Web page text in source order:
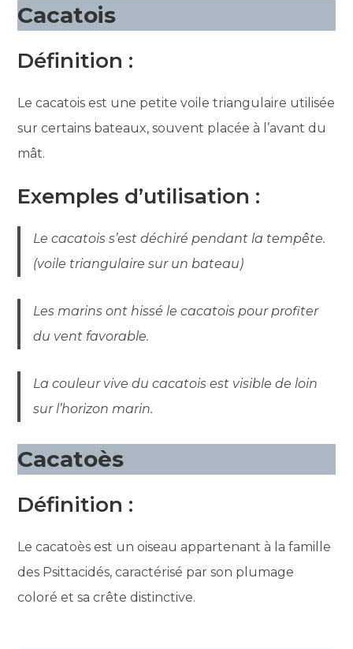
Cacatois
Définition :
Le cacatois est une petite voile triangulaire utilisée
sur certains bateaux, souvent placée à l’avant du
mât.
Exemples d’utilisation :
Le cacatois s’est déchiré pendant la tempête.
(voile triangulaire sur un bateau)
Les marins ont hissé le cacatois pour profiter
du vent favorable.
La couleur vive du cacatois est visible de loin
sur l’horizon marin.
Cacatoès
Définition :
Le cacatoès est un oiseau appartenant à la famille
des Psittacidés, caractérisé par son plumage
coloré et sa crête distinctive.